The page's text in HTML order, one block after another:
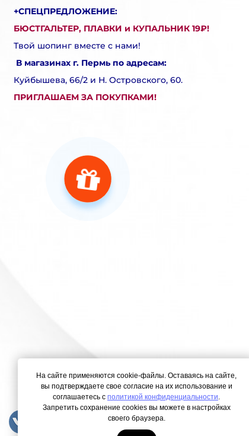
+СПЕЦПРЕДЛОЖЕНИЕ:
БЮСТГАЛЬТЕР, ПЛАВКИ и КУПАЛЬНИК 19₽!
Твой шопинг вместе с нами!
В магазинах г. Пермь по адресам:
Куйбышева, 66/2 и Н. Островского, 60.
ПРИГЛАШАЕМ ЗА ПОКУПКАМИ!
На сайте применяются cookie-файлы. Оставаясь на сайте,
вы подтверждаете свое согласие на их использование и
соглашаетесь с политикой конфиденциальности.
Запретить сохранение cookies вы можете в настройках
своего браузера.